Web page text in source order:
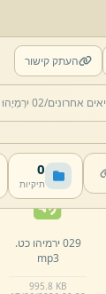
העתק קישור
02 יִרְמְיָהוּ
0
תיקיות
mp3
17/06/2026 00:20
029 ירמיהו כט.
mp3
995.8 KB